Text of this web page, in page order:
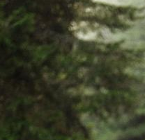
В Альфа-Банке
Их Хватит, Чтобы
Детям
Карьеру
Молоко — Обычное
Альтернатива?